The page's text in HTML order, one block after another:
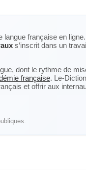
langue française en
s’inscrit dans un
dont le rythme de
française. Le-
et offrir aux